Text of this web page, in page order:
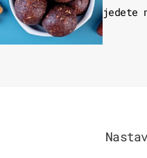
jedete